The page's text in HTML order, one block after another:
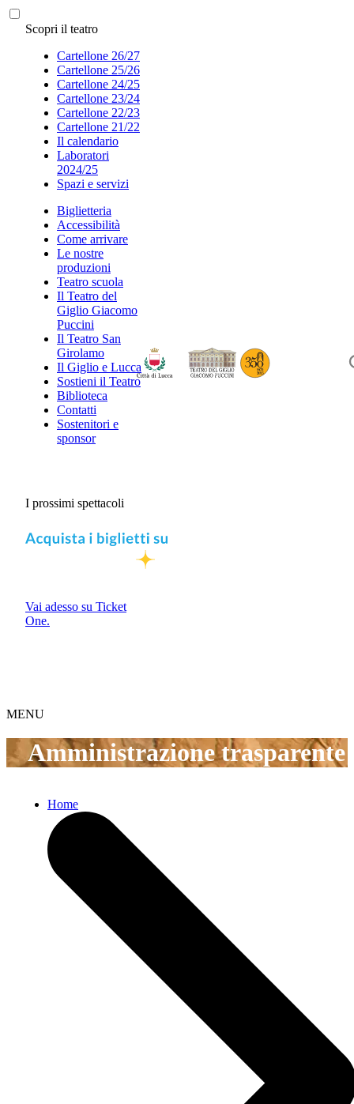
Scopri il teatro
Cartellone 26/27
Cartellone 25/26
Cartellone 24/25
Cartellone 23/24
Cartellone 22/23
Cartellone 21/22
Il calendario
Laboratori
2024/25
Spazi e servizi
Biglietteria
Accessibilità
Come arrivare
Le nostre
produzioni
Teatro scuola
Il Teatro del
Giglio Giacomo
Puccini
Il Teatro San
Girolamo
Il Giglio e Lucca
Sostieni il Teatro
Biblioteca
Contatti
Sostenitori e
sponsor
I prossimi spettacoli
Vai adesso su Ticket
One.
MENU
Amministrazione trasparente
Home